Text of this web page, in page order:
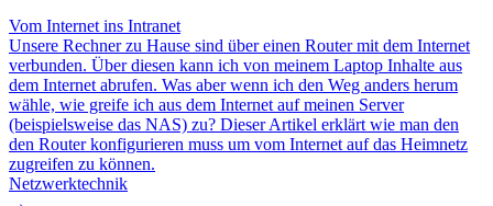
Vom Internet ins Intranet
Unsere Rechner zu Hause sind über einen Router mit dem Internet
verbunden. Über diesen kann ich von meinem Laptop Inhalte aus
dem Internet abrufen. Was aber wenn ich den Weg anders herum
wähle, wie greife ich aus dem Internet auf meinen Server
(beispielsweise das NAS) zu? Dieser Artikel erklärt wie man den
den Router konfigurieren muss um vom Internet auf das Heimnetz
zugreifen zu können.
Netzwerktechnik